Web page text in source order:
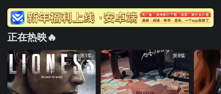
正在热映🔥
第1集 第9集